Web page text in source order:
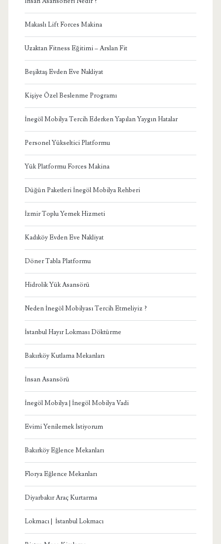
Makaslı Lift Forces Makina
Uzaktan Fitness Eğitimi – Arslan Fit
Beşiktaş Evden Eve Nakliyat
Kişiye Özel Beslenme Programı
İnegöl Mobilya Tercih Ederken Yapılan Yaygın Hatalar
Personel Yükseltici Platformu
Yük Platformu Forces Makina
Düğün Paketleri İnegöl Mobilya Rehberi
İzmir Toplu Yemek Hizmeti
Kadıköy Evden Eve Nakliyat
Döner Tabla Platformu
Hidrolik Yük Asansörü
Neden İnegöl Mobilyası Tercih Etmeliyiz ?
İstanbul Hayır Lokması Döktürme
Bakırköy Kutlama Mekanları
İnsan Asansörü
İnegöl Mobilya | İnegöl Mobilya Vadi
Evimi Yenilemek İstiyorum
Bakırköy Eğlence Mekanları
Florya Eğlence Mekanları
Diyarbakır Araç Kurtarma
Lokmacı | İstanbul Lokmacı